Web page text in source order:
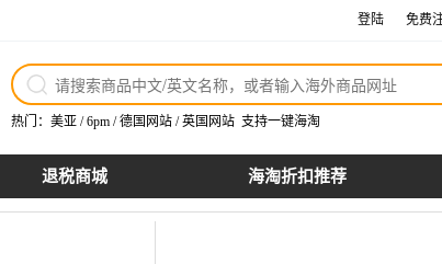
登陆 免费
热门： 美亚 /6pm /德国网站 /英国网站 支持一键海淘
退税商城 海淘折扣推荐